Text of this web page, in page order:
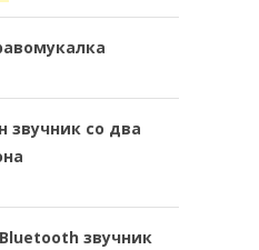
звучник со два
звучник